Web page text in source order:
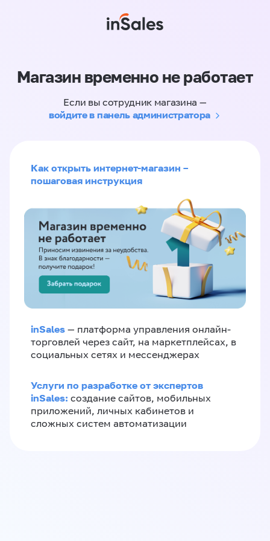
Магазин временно не работает
Если вы сотрудник магазина —
войдите в панель администратора
Как открыть интернет-магазин –
пошаговая инструкция
inSales — платформа управления онлайн-
торговлей через сайт, на маркетплейсах, в
социальных сетях и мессенджерах
Услуги по разработке от экспертов
inSales: создание сайтов, мобильных
приложений, личных кабинетов и
сложных систем автоматизации